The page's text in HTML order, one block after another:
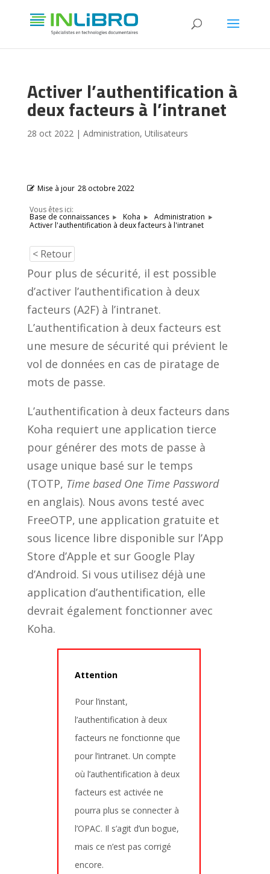
Activer l’authentification à
deux facteurs à l’intranet
28 oct 2022| Administration, Utilisateurs
Mise à jour 28 octobre 2022
Vous êtes ici:
Base de connaissances Koha
Administration
Activer l'authentification à deux facteurs à l'intranet
< Retour
Pour plus de sécurité, il est possible
d’activer l’authentification à deux
facteurs (A2F) à l’intranet.
L’authentification à deux facteurs est
une mesure de sécurité qui prévient le
vol de données en cas de piratage de
mots de passe.
L’authentification à deux facteurs dans
Koha requiert une application tierce
pour générer des mots de passe à
usage unique basé sur le temps
(TOTP, Time based One Time Password
en anglais). Nous avons testé avec
FreeOTP, une application gratuite et
sous licence libre disponible sur l’App
Store d’Apple et sur Google Play
d’Android. Si vous utilisez déjà une
application d’authentification, elle
devrait également fonctionner avec
Koha.
Attention
Pour l’instant,
l’authentification à deux
facteurs ne fonctionne que
pour l’intranet. Un compte
où l’authentification à deux
facteurs est activée ne
pourra plus se connecter à
l’OPAC. Il s’agit d’un bogue,
mais ce n’est pas corrigé
encore.